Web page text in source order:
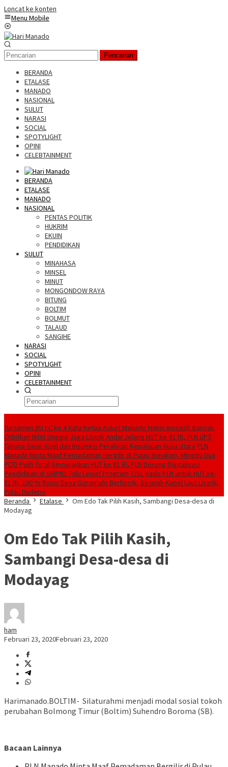
Loncat ke konten
Menu Mobile
Pencarian
BERANDA
ETALASE
MANADO
NASIONAL
SULUT
NARASI
SOCIAL
SPOTYLIGHT
OPINI
CELEBTAINMENT
BERANDA
ETALASE
MANADO
NASIONAL
PENTAS POLITIK
HUKRIM
EKUIN
PENDIDIKAN
SULUT
MINAHASA
MINSEL
MINUT
MONGONDOW RAYA
BITUNG
BOLTIM
BOLMUT
TALAUD
SANGIHE
NARASI
SOCIAL
SPOTYLIGHT
OPINI
CELEBTAINMENT
Turnamen BU FC ke 4 Kata Ketua Askot Manado Makin Inovatif, Banyak
Orbitkan Bibit Unggul Jaga Listrik Andal Jelang HUT ke-81 RI, PLN UP3
Tahuna Gelar Apel dan Inspeksi Peralatan Kepulauan Nusa Utara PLN
Manado Minta Maaf Pemadaman Bergilir di Pulau Bunaken, Minggu Dua
PLTD Pulih TotalSemarakkan HUT ke 81 RI, PLN Dorong Digitalisasi
Pendidikan di SMPN1 Palu Lewat Program TJSLKado PLN untuk HUT ke-
81 RI, 100 % Rasio Desa Gorontalo Berlistrik, Setelah Kabel Laut Listriki
Pulau Dudepo
Beranda
Etalase
Om Edo Tak Pilih Kasih, Sambangi Desa-desa di
Modayag
Om Edo Tak Pilih Kasih,
Sambangi Desa-desa di
Modayag
ham
Februari 23, 2020Februari 23, 2020
Harimanado.BOLTIM- Silaturahmi menjadi modal sosial tokoh
perubahan Bolmong Timur (Boltim) Suhendro Boroma (SB).
Bacaan Lainnya